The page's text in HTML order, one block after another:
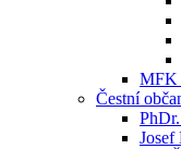
MFK
Čestní
Josef